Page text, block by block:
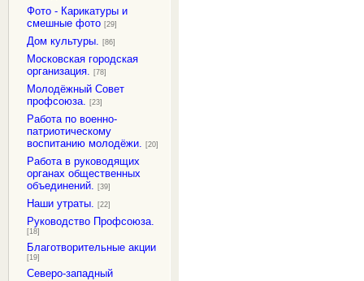
Фото - Карикатуры и
смешные фото [29]
Дом культуры. [86]
Московская городская
организация. [78]
Молодёжный Совет
профсоюза. [23]
Работа по военно-
патриотическому
воспитанию молодёжи. [20]
Работа в руководящих
органах общественных
объединений. [39]
Наши утраты. [22]
Руководство Профсоюза.
[18]
Благотворительные акции
[19]
Северо-западный